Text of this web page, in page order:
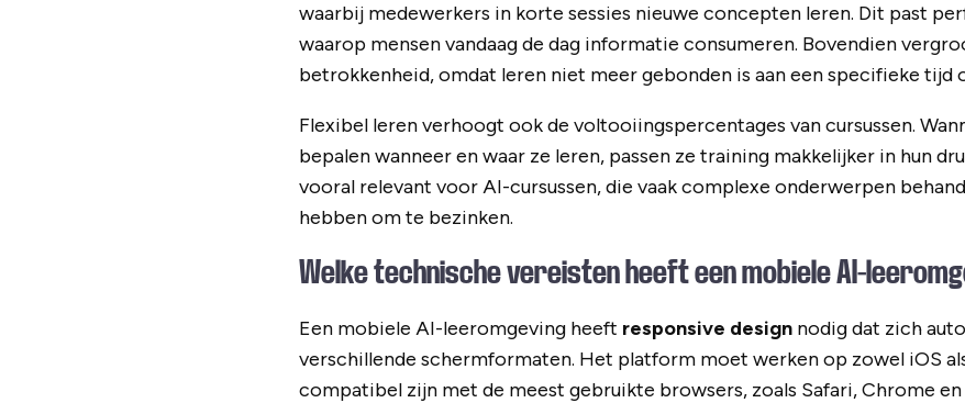
waarbij medewerkers in korte sessies nieuwe concepten leren. Dit past
waarop mensen vandaag de dag informatie consumeren. Bovendien
betrokkenheid, omdat leren niet meer gebonden is aan een specifieke tijd
Flexibel leren verhoogt ook de voltooiingspercentages van cursussen.
bepalen wanneer en waar ze leren, passen ze training makkelijker in hun
vooral relevant voor AI-cursussen, die vaak complexe onderwerpen
hebben om te bezinken.
Welke technische vereisten heeft een mobiele AI-
Een mobiele AI-leeromgeving heeft responsive design nodig dat zich
verschillende schermformaten. Het platform moet werken op zowel iOS
compatibel zijn met de meest gebruikte browsers, zoals Safari, Chrome